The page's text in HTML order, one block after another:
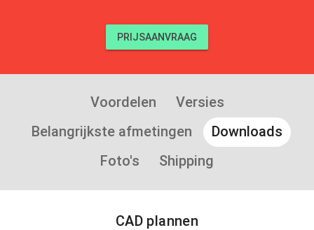
PRIJSAANVRAAG
Voordelen
Versies
Belangrijkste afmetingen
Downloads
Foto's
Shipping
CAD plannen